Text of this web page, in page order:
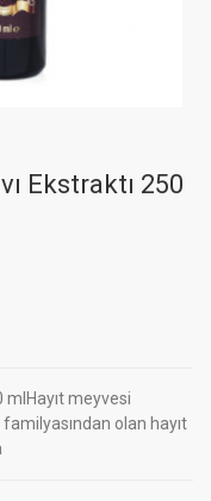
Ekstraktı 250
mlHayıt meyvesi
olan hayıt